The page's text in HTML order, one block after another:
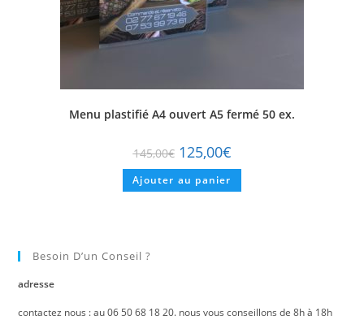
Menu plastifié A4 ouvert A5 fermé 50 ex.
145,00€ 125,00€
Ajouter au panier
Besoin D’un Conseil ?
adresse
contactez nous : au 06 50 68 18 20. nous vous conseillons de 8h à 18h